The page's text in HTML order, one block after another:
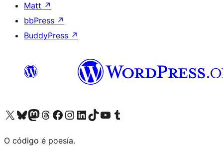
Matt ↗
bbPress ↗
BuddyPress ↗
Visita la cuenta de X (anteriormente Twitter)
Visita a nosa conta de Bluesky
Visita a nosa conta de Mastodon
Visita a nosa conta de Threads
Visita a nosa páxina de Facebook
Visita a nosa conta de Instagram
Visita a nosa conta de LinkedIn
Visita a nosa conta de TikTok
Visita a nosa canle de YouTube
Visita a nosa conta de Tumblr
O código é poesía.